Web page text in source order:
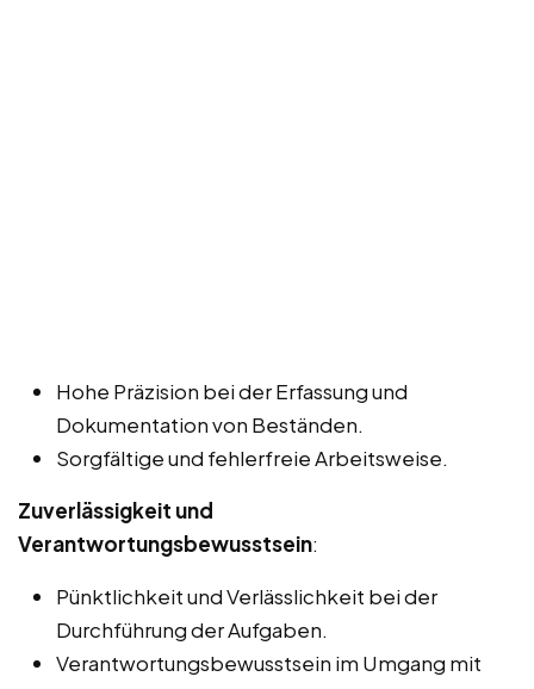
Hohe Präzision bei der Erfassung und
Dokumentation von Beständen.
Sorgfältige und fehlerfreie Arbeitsweise.
Zuverlässigkeit und
Verantwortungsbewusstsein:
Pünktlichkeit und Verlässlichkeit bei der
Durchführung der Aufgaben.
Verantwortungsbewusstsein im Umgang mit